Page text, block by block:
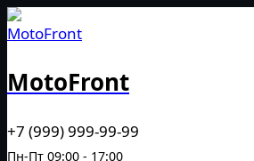
Перейти
к
MotoFront
+7 (999) 999-99-99
Пн-Пт 09:00 - 17:00